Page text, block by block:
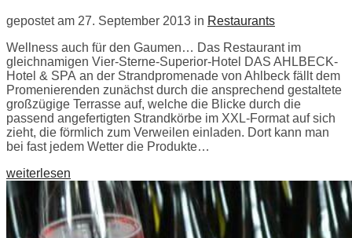
gepostet am 27. September 2013 in Restaurants
Wellness auch für den Gaumen… Das Restaurant im
gleichnamigen Vier-Sterne-Superior-Hotel DAS AHLBECK-
Hotel & SPA an der Strandpromenade von Ahlbeck fällt dem
Promenierenden zunächst durch die ansprechend gestaltete
großzügige Terrasse auf, welche die Blicke durch die
passend angefertigten Strandkörbe im XXL-Format auf sich
zieht, die förmlich zum Verweilen einladen. Dort kann man
bei fast jedem Wetter die Produkte…
weiterlesen